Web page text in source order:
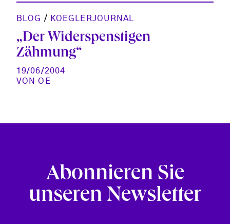
BLOG / KOEGLERJOURNAL
„Der Widerspenstigen
Zähmung“
19/06/2004
VONOE
Abonnieren Sie
unseren Newsletter